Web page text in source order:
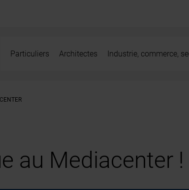
Particuliers Architectes Industrie, commerce,
au Mediacenter